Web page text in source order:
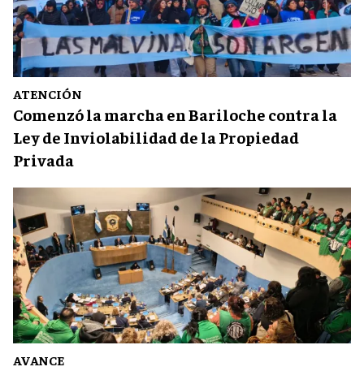
ATENCIÓN
Comenzó la marcha en Bariloche contra la
Ley de Inviolabilidad de la Propiedad
Privada
AVANCE